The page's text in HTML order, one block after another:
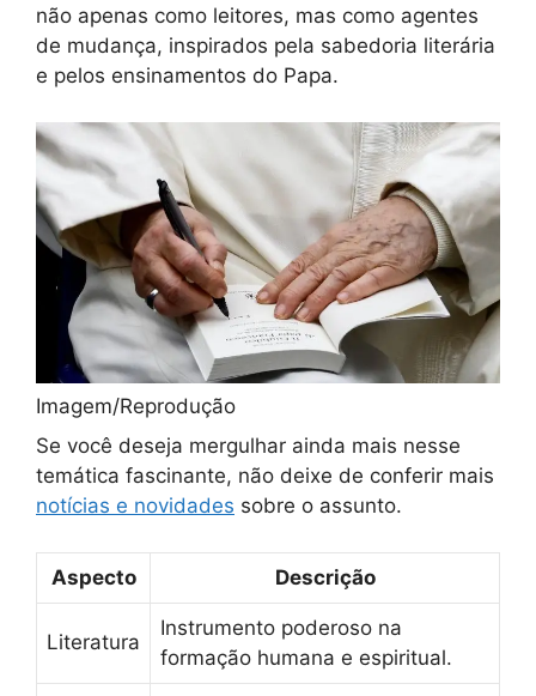
não apenas como leitores, mas como agentes
de mudança, inspirados pela sabedoria literária
e pelos ensinamentos do Papa.
Imagem/Reprodução
Se você deseja mergulhar ainda mais nesse
temática fascinante, não deixe de conferir mais
notícias e novidades sobre o assunto.
Aspecto Descrição
Literatura
Instrumento poderoso na
formação humana e espiritual.